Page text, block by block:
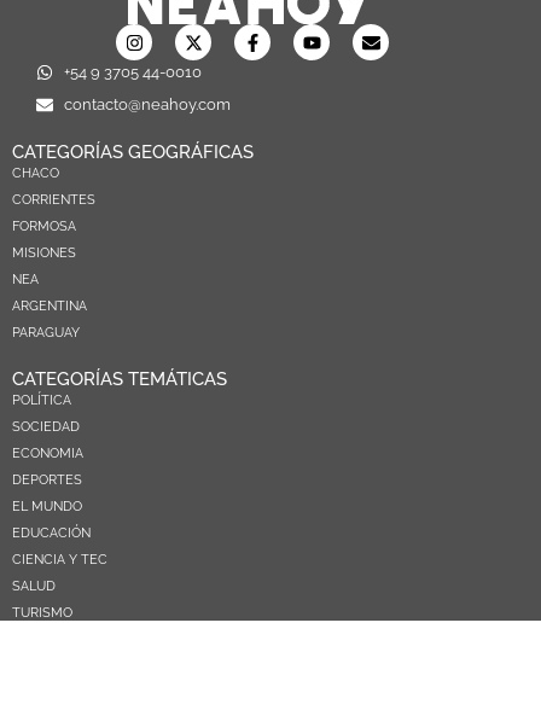
+54 9 3705 44-0010
contacto@neahoy.com
CATEGORÍAS GEOGRÁFICAS
CHACO
CORRIENTES
FORMOSA
MISIONES
NEA
ARGENTINA
PARAGUAY
CATEGORÍAS TEMÁTICAS
POLÍTICA
SOCIEDAD
ECONOMIA
DEPORTES
EL MUNDO
EDUCACIÓN
CIENCIA Y TEC
SALUD
TURISMO